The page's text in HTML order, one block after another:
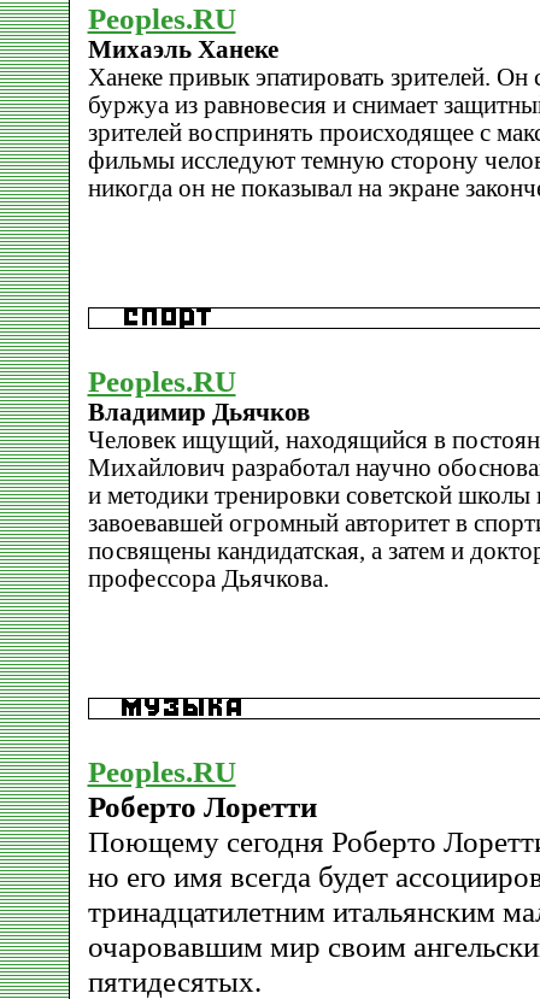
Peoples.RU
Михаэль Ханеке
Ханеке привык эпатировать зрителей.
буржуа из равновесия и снимает
зрителей воспринять происходящее с
фильмы исследуют темную сторону
никогда он не показывал на экране
Peoples.RU
Владимир Дьячков
Человек ищущий, находящийся в
Михайлович разработал научно
и методики тренировки советской
завоевавшей огромный авторитет в
посвящены кандидатская, а затем и
профессора Дьячкова.
Peoples.RU
Роберто Лоретти
Поющему сегодня Роберто
но его имя всегда будет
тринадцатилетним итальянским
очаровавшим мир своим
пятидесятых.